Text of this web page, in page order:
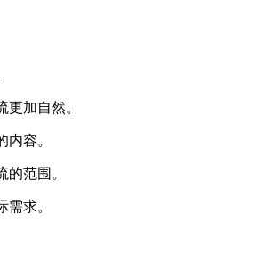
加自然。
容。
范围。
求。